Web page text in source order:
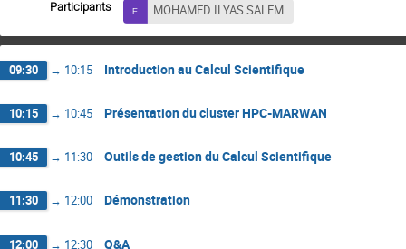
Participants MOHAMED ILYAS SALEM
09:30 → 10:15 Introduction au Calcul Scientifique
10:15 → 10:45 Présentation du cluster HPC-MARWAN
10:45 → 11:30 Outils de gestion du Calcul Scientifique
11:30 → 12:00 Démonstration
12:00 → 12:30 Q&A